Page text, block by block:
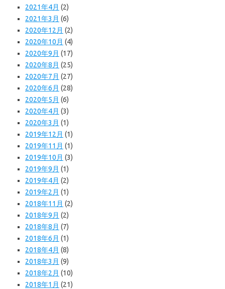
2021年4月 (2)
2021年3月 (6)
2020年12月 (2)
2020年10月 (4)
2020年9月 (17)
2020年8月 (25)
2020年7月 (27)
2020年6月 (28)
2020年5月 (6)
2020年4月 (3)
2020年3月 (1)
2019年12月 (1)
2019年11月 (1)
2019年10月 (3)
2019年9月 (1)
2019年4月 (2)
2019年2月 (1)
2018年11月 (2)
2018年9月 (2)
2018年8月 (7)
2018年6月 (1)
2018年4月 (8)
2018年3月 (9)
2018年2月 (10)
2018年1月 (21)